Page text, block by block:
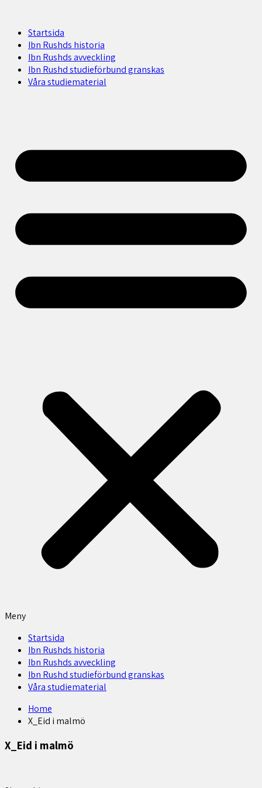
Startsida
Ibn Rushds historia
Ibn Rushds avveckling
Ibn Rushd studieförbund granskas​
Våra studiematerial
Meny
Startsida
Ibn Rushds historia
Ibn Rushds avveckling
Ibn Rushd studieförbund granskas​
Våra studiematerial
Home
X_Eid i malmö
X_Eid i malmö